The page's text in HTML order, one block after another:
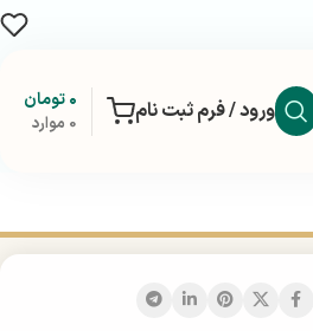
ورود / فرم ثبت نام 0 موارد
۰تومان